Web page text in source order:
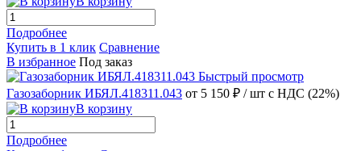
Подробнее
Купить в 1 клик Сравнение
В избранное Под заказ
Быстрый просмотр
Газозаборник ИБЯЛ.418311.043 от 5 150 ₽ / шт с НДС (22%)
В корзину
Подробнее